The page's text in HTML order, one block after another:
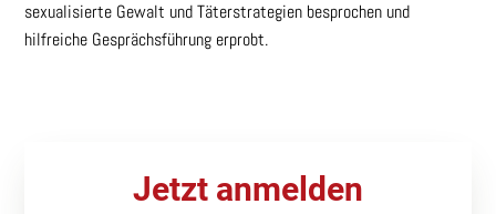
sexualisierte Gewalt und Täterstrategien besprochen und
hilfreiche Gesprächsführung erprobt.
Jetzt anmelden